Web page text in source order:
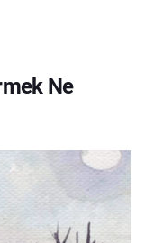
Ne